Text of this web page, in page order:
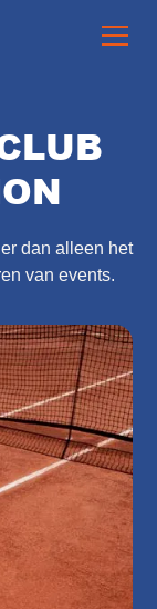
dan alleen het
van events.